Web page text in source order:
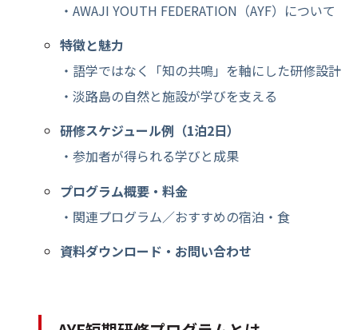
・AWAJI YOUTH FEDERATION（AYF）について
特徴と魅力
・語学ではなく「知の共鳴」を軸にした研修設計
・淡路島の自然と施設が学びを支える
研修スケジュール例（1泊2日）
・参加者が得られる学びと成果
プログラム概要・料金
・関連プログラム／おすすめの宿泊・食
資料ダウンロード・お問い合わせ